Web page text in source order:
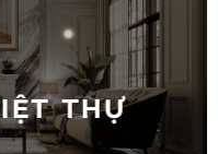
THỰ